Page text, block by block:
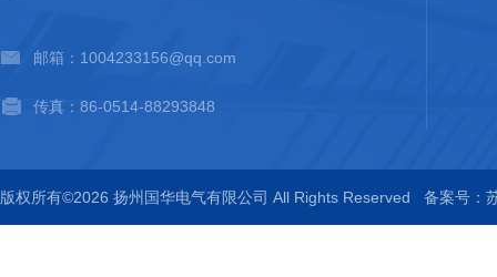
邮箱：1004233156@qq.com
传真：86-0514-88293848
版权所有©2026 扬州国华电气有限公司 All Rights Reserved 备案号：